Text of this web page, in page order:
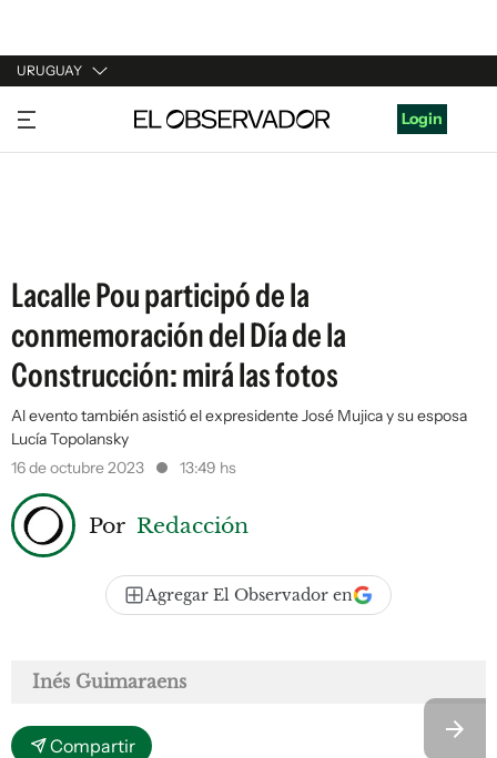
URUGUAY
URUGUAY
ARGENTINA
Login
Lacalle Pou participó de la
conmemoración del Día de la
Construcción: mirá las fotos
Al evento también asistió el expresidente José Mujica y su esposa
Lucía Topolansky
16 de octubre 2023
13:49 hs
Por Redacción
Agregar El Observador en
Inés Guimaraens
Compartir